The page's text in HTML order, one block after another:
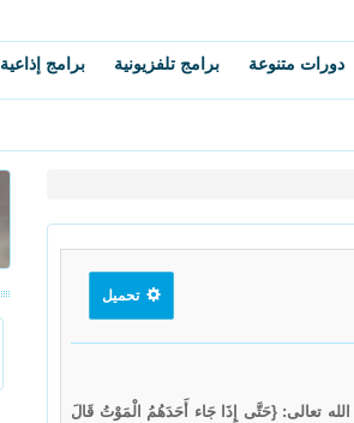
دورات متنوعة برامج تلفزيونية برامج إذاعية
تحميل
تعالى: {حَتَّى إِذَا جَاء أَحَدَهُمُ الْمَوْتُ قَالَ